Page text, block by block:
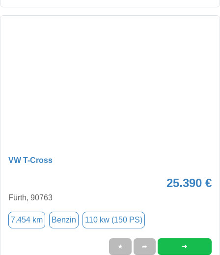
VW T-Cross
25.390 €
Fürth, 90763
7.454 km Benzin 110 kw (150 PS)
★ ➦ ➜